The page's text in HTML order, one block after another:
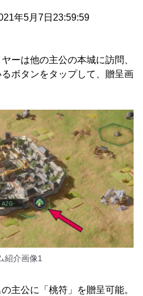
年5月7日23:59:59
ーは他の主公の本城に訪問、
ボタンをタップして、贈呈画
紹介画像1
主公に「桃符」を贈呈可能。